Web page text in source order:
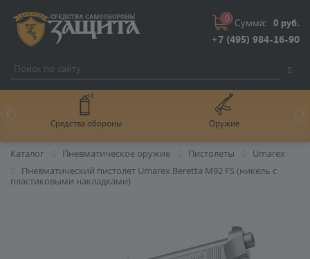
+7 (495) 984-16-90
0 Сумма: 0 руб.
Средства обороны Оружие
Каталог Пневматическое оружие Пистолеты
Umarex
Пневматический пистолет Umarex Beretta M92 FS (никель с
пластиковыми накладками)